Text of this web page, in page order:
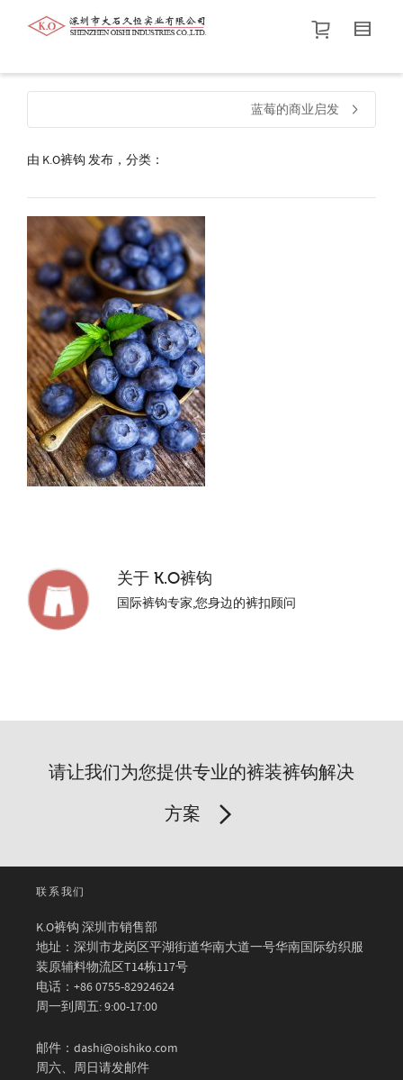
帮我查找新的衬衫尺码
价格介于
默认品牌.
蓝莓的商业启发
由 K.O裤钩 发布，分类：
关于 K.O裤钩
国际裤钩专家,您身边的裤扣顾问
请让我们为您提供专业的裤装裤钩解决
方案
联系我们
K.O裤钩 深圳市销售部
地址：深圳市龙岗区平湖街道华南大道一号华南国际纺织服
装原辅料物流区T14栋117号
电话：+86 0755-82924624
周一到周五: 9:00-17:00
邮件：dashi@oishiko.com
周六、周日请发邮件